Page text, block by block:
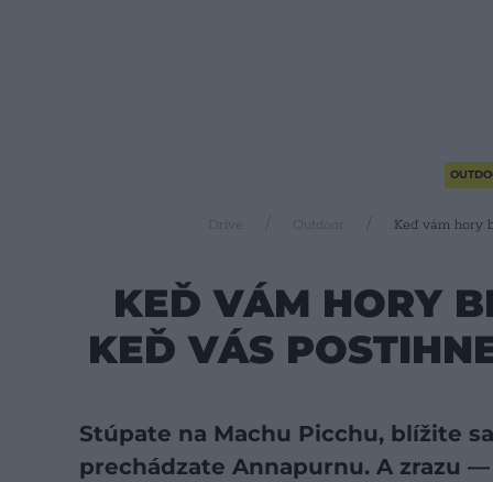
Drive Keď vám hory
KEĎ VÁM HORY
KEĎ VÁS
Stúpate na Machu Picchu, blížite
prechádzate Annapurnu. A zrazu